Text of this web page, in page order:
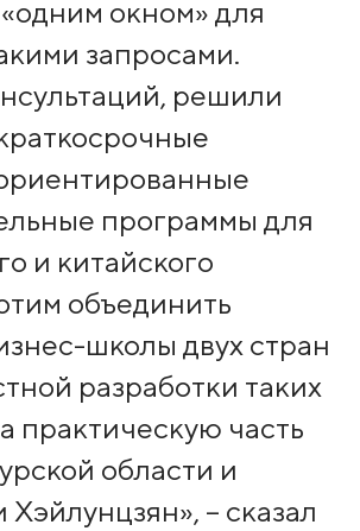
окном» для
запросами.
решили
программы для
и китайского
объединить
школы двух стран
разработки таких
практическую часть
области и
– сказал